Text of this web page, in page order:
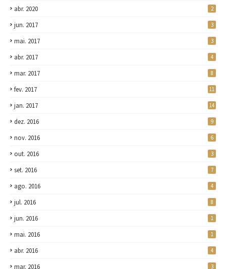
abr. 2020 2
jun. 2017 3
mai. 2017 3
abr. 2017 4
mar. 2017 8
fev. 2017 11
jan. 2017 14
dez. 2016 9
nov. 2016 6
out. 2016 3
set. 2016 7
ago. 2016 4
jul. 2016 8
jun. 2016 1
mai. 2016 1
abr. 2016 4
mar. 2016 3